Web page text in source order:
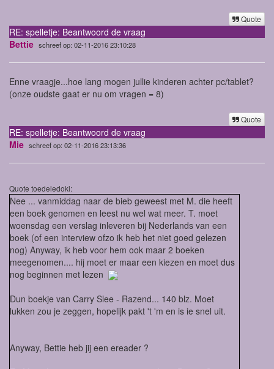
Quote
RE: spelletje: Beantwoord de vraag
Bettie schreef op: 02-11-2016 23:10:28
Enne vraagje...hoe lang mogen jullie kinderen achter pc/tablet?
(onze oudste gaat er nu om vragen = 8)
Quote
RE: spelletje: Beantwoord de vraag
Mie schreef op: 02-11-2016 23:13:36
Quote toedeledoki:
Nee ... vanmiddag naar de bieb geweest met M. die heeft
een boek genomen en leest nu wel wat meer. T. moet
woensdag een verslag inleveren bij Nederlands van een
boek (of een interview ofzo ik heb het niet goed gelezen
nog) Anyway, ik heb voor hem ook maar 2 boeken
meegenomen.... hij moet er maar een kiezen en moet dus
nog beginnen met lezen
Dun boekje van Carry Slee - Razend... 140 blz. Moet
lukken zou je zeggen, hopelijk pakt 't 'm en is ie snel uit.
Anyway, Bettie heb jij een ereader ?